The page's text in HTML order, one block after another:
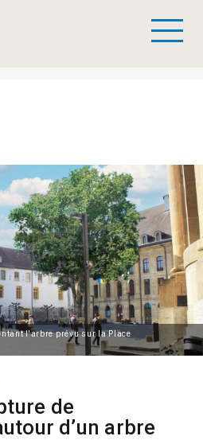
l'arbre prévu sur la Place
de
d’un arbre